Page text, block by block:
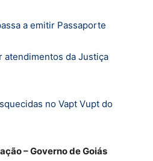
a emitir Passaporte
atendimentos da Justiça
no Vapt Vupt do
– Governo de Goiás